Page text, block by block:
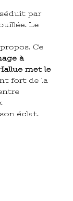
par
Le
Ce
à
met le
fort de la
éclat.